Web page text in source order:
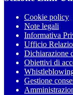
Cookie policy
Note legali
Informativa
Ufficio
Dichiarazione
Obiettivi di
Gestione